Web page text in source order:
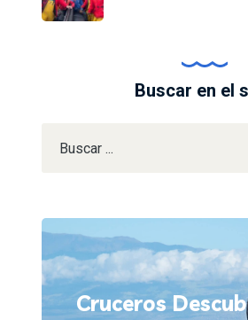
Buscar en el
Cruceros